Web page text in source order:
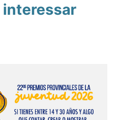
interessar